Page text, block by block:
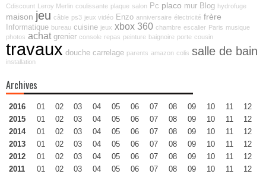
Cdiscount Leroy Merlin coulissante plaque salon Pc placo mur Blog hydrofuge
maison jeu câble ps3 jeux vidéo Enzo anniversaire électricité frère
Informatique bureau cuisine jeux xbox 360 chambre escalier Paris musique
photos achat grenier console repas peinture baignoire porte cousin
travaux douche carrelage parents amazon colis salle de bain
installation
Archives
2016 01 02 03 04 05 06 07 08 09 10 11
12
2015
01 02 03 04 05 06 07 08 09 10 11
12
2014
01 02 03 04 05 06 07 08 09 10 11
12
2013
01 02 03 04 05 06 07 08 09 10 11
12
2012
01 02 03 04 05 06 07 08 09 10 11
12
2011
01 02 03 04 05 06 07 08 09 10 11
12